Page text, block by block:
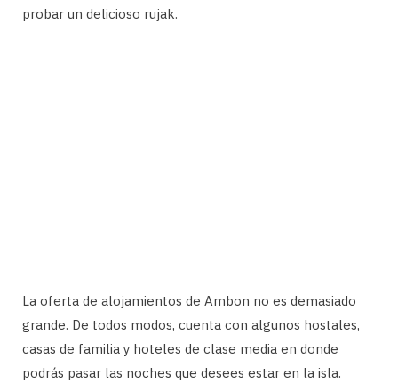
probar un delicioso rujak.
La oferta de alojamientos de Ambon no es demasiado
grande. De todos modos, cuenta con algunos hostales,
casas de familia y hoteles de clase media en donde
podrás pasar las noches que desees estar en la isla.